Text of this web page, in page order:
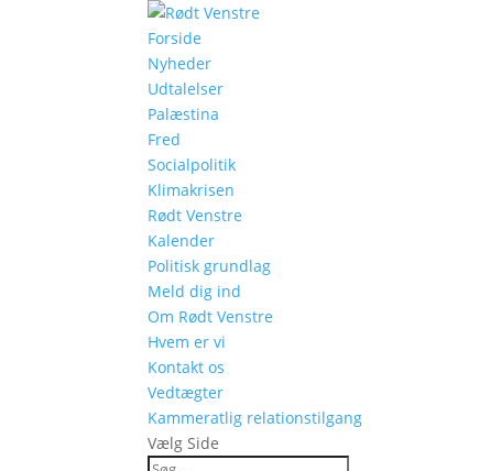
Forside
Nyheder
Udtalelser
Palæstina
Fred
Socialpolitik
Klimakrisen
Rødt Venstre
Kalender
Politisk grundlag
Meld dig ind
Om Rødt Venstre
Hvem er vi
Kontakt os
Vedtægter
Kammeratlig relationstilgang
Vælg Side